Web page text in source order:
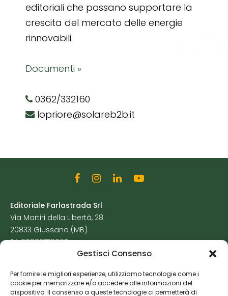
Gestisci Consenso
Per fornire le migliori esperienze, utilizziamo tecnologie come i
cookie per memorizzare e/o accedere alle informazioni del
dispositivo. Il consenso a queste tecnologie ci permetterà di
editoriali che possano supportare la
crescita del mercato delle energie
rinnovabili.
Documenti »
0362/332160
lopriore@solareb2b.it
Editoriale Farlastrada Srl
Via Martiri della Libertà, 28
20833 Giussano (MB)
P.I. 06982770965
Cookie Policy
Risorse Aggiuntive